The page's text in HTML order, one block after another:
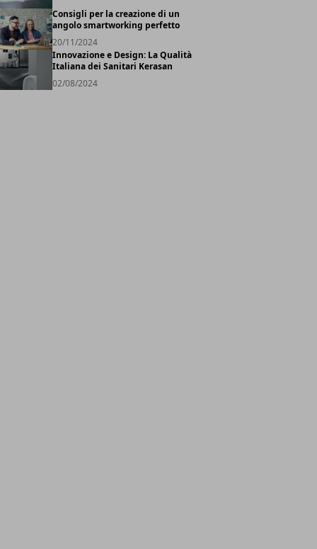
Consigli per la creazione di un
angolo smartworking perfetto
20/11/2024
Innovazione e Design: La Qualità
Italiana dei Sanitari Kerasan
02/08/2024